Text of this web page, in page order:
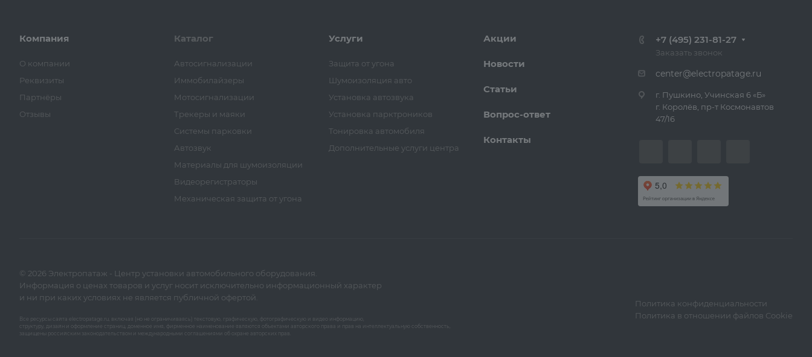
Компания
О компании
Реквизиты
Партнёры
Отзывы
Каталог
Автосигнализации
Иммобилайзеры
Мотосигнализации
Трекеры и маяки
Системы парковки
Автозвук
Материалы для шумоизоляции
Видеорегистраторы
Механическая защита от угона
Услуги
Защита от угона
Шумоизоляция авто
Установка автозвука
Установка парктроников
Тонировка автомобиля
Дополнительные услуги центра
Акции
Новости
Статьи
Вопрос-ответ
Контакты
+7 (495) 231-81-27
Заказать звонок
center@electropatage.ru
г. Пушкино, Учинская 6 «Б»
г. Королёв, пр-т Космонавтов
47/16
© 2026 Электропатаж - Центр установки автомобильного оборудования.
Информация о ценах товаров и услуг носит исключительно информационный характер
и ни при каких условиях не является публичной офертой.
Все ресурсы сайта electropatage.ru, включая (но не ограничиваясь) текстовую, графическую, фотографическую и видео информацию,
структуру, дизайн и оформление страниц, доменное имя, фирменное наименование являются объектами авторского права и прав на интеллектуальную собственность,
защищены российским законодательством и международными соглашениями об охране авторских прав.
Политика конфиденциальности
Политика в отношении файлов Cookie